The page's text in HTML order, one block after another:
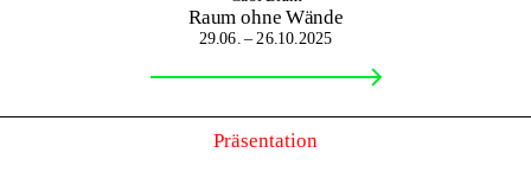
Raum ohne Wände
29.06. – 26.10.2025
Präsentation